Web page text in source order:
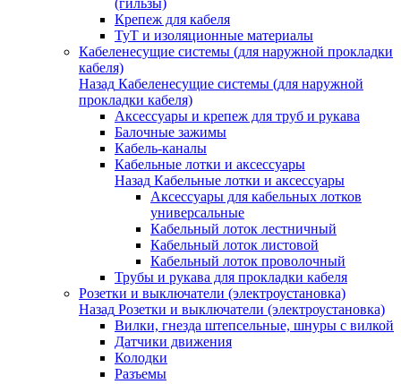
(гильзы)
Крепеж для кабеля
ТуТ и изоляционные материалы
Кабеленесущие системы (для наружной прокладки
кабеля)
Назад Кабеленесущие системы (для наружной
прокладки кабеля)
Аксессуары и крепеж для труб и рукава
Балочные зажимы
Кабель-каналы
Кабельные лотки и аксессуары
Назад Кабельные лотки и аксессуары
Аксессуары для кабельных лотков
универсальные
Кабельный лоток лестничный
Кабельный лоток листовой
Кабельный лоток проволочный
Трубы и рукава для прокладки кабеля
Розетки и выключатели (электроустановка)
Назад Розетки и выключатели (электроустановка)
Вилки, гнезда штепсельные, шнуры с вилкой
Датчики движения
Колодки
Разъемы